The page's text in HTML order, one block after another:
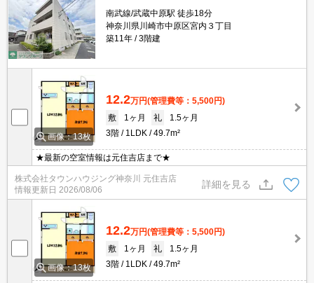
南武線/武蔵中原駅 徒歩18分
神奈川県川崎市中原区宮内３丁目
築11年
3階建
画像：13枚
12.2万円(管理費等：5,500円)
敷
1ヶ月 礼
1.5ヶ月
3階
1LDK 49.7m²
★最新の空室情報は元住吉店まで★
株式会社タウンハウジング神奈川 元住吉店
情報更新日 2026/08/06
詳細を見る
画像：13枚
12.2万円(管理費等：5,500円)
敷
1ヶ月 礼
1.5ヶ月
3階
1LDK 49.7m²